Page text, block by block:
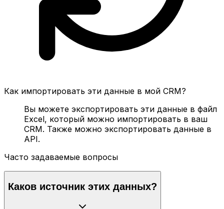
Как импортировать эти данные в мой CRM?
Вы можете экспортировать эти данные в файл
Excel, который можно импортировать в ваш
CRM. Также можно экспортировать данные в
API.
Часто задаваемые вопросы
Каков источник этих данных?